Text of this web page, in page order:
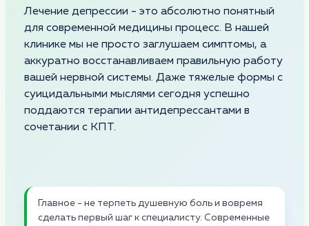
Лечение депрессии - это абсолютно понятный
для современной медицины процесс. В нашей
клинике мы не просто заглушаем симптомы, а
аккуратно восстанавливаем правильную работу
вашей нервной системы. Даже тяжелые формы с
суицидальными мыслями сегодня успешно
поддаются терапии антидепрессантами в
сочетании с КПТ.
Главное - не терпеть душевную боль и вовремя
сделать первый шаг к специалисту. Современные